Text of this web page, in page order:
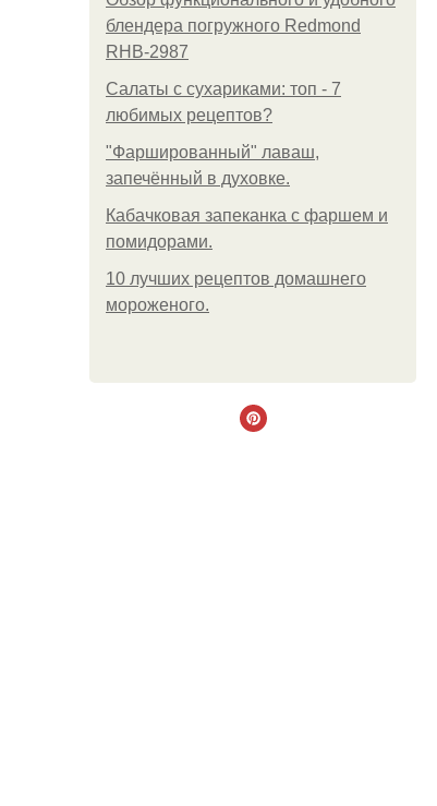
блендера погружного Redmond
RHB-2987
Салаты с сухариками: топ - 7
любимых рецептов?
"Фаршированный" лаваш,
запечённый в духовке.
Кабачковая запеканка с фаршем и
помидорами.
10 лучших рецептов домашнего
мороженого.